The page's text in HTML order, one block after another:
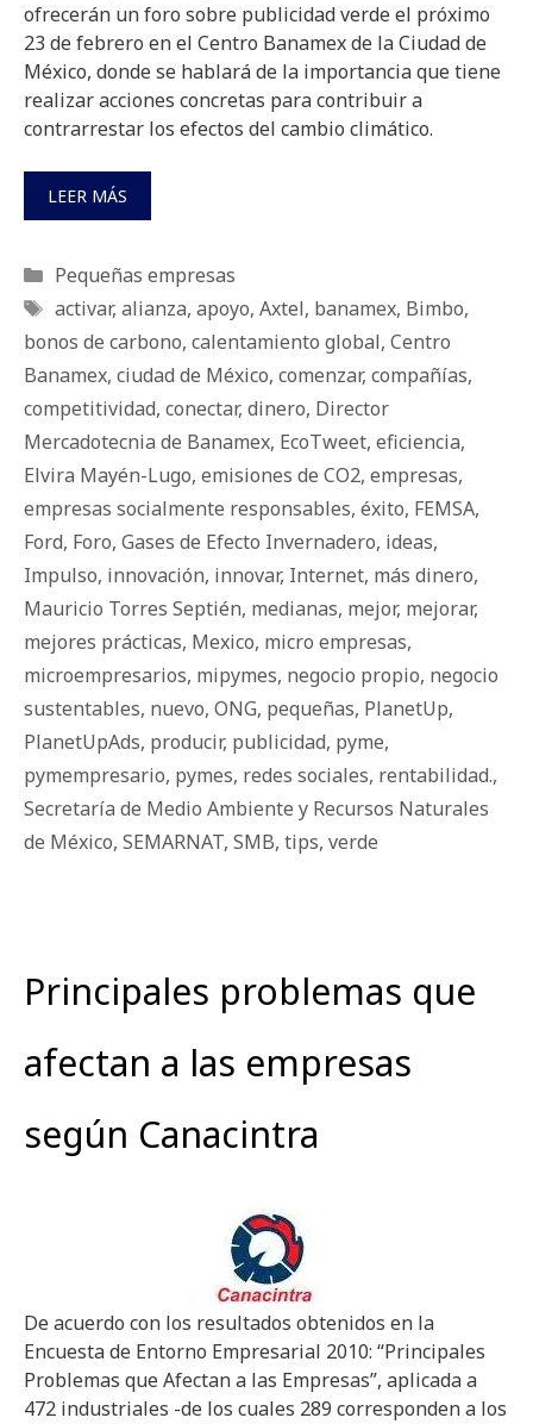
ofrecerán un foro sobre publicidad verde el próximo
23 de febrero en el Centro Banamex de la Ciudad de
México, donde se hablará de la importancia que tiene
realizar acciones concretas para contribuir a
contrarrestar los efectos del cambio climático.
LEER MÁS
Categorías
Pequeñas empresas
Etiquetas
activar, alianza, apoyo, Axtel, banamex, Bimbo,
bonos de carbono, calentamiento global, Centro
Banamex, ciudad de México, comenzar, compañías,
competitividad, conectar, dinero, Director
Mercadotecnia de Banamex, EcoTweet, eficiencia,
Elvira Mayén-Lugo, emisiones de CO2, empresas,
empresas socialmente responsables, éxito, FEMSA,
Ford, Foro, Gases de Efecto Invernadero, ideas,
Impulso, innovación, innovar, Internet, más dinero,
Mauricio Torres Septién, medianas, mejor, mejorar,
mejores prácticas, Mexico, micro empresas,
microempresarios, mipymes, negocio propio, negocio
sustentables, nuevo, ONG, pequeñas, PlanetUp,
PlanetUpAds, producir, publicidad, pyme,
pymempresario, pymes, redes sociales, rentabilidad.,
Secretaría de Medio Ambiente y Recursos Naturales
de México, SEMARNAT, SMB, tips, verde
Principales problemas que
afectan a las empresas
según Canacintra
De acuerdo con los resultados obtenidos en la
Encuesta de Entorno Empresarial 2010: “Principales
Problemas que Afectan a las Empresas”, aplicada a
472 industriales -de los cuales 289 corresponden a los